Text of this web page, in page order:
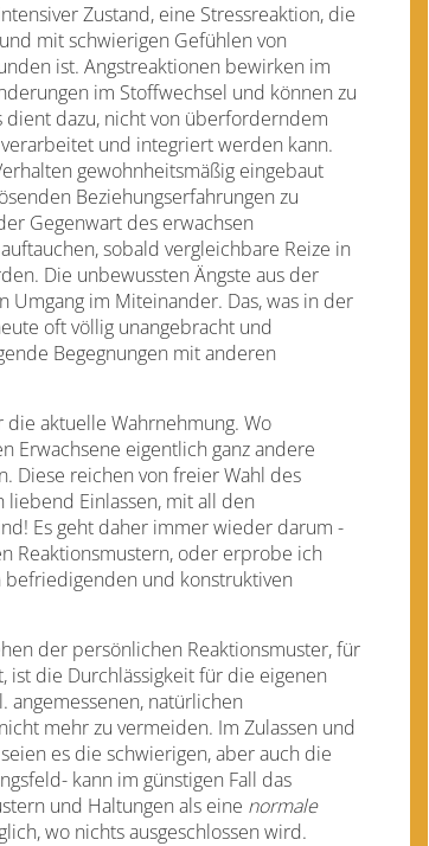
Zustand, eine Stressreaktion, die
mit schwierigen Gefühlen von
ist. Angstreaktionen bewirken im
im Stoffwechsel und können zu
dient dazu, nicht von überforderndem
und integriert werden kann.
gewohnheitsmäßig eingebaut
Beziehungserfahrungen zu
Gegenwart des erwachsen
sobald vergleichbare Reize in
Die unbewussten Ängste aus der
im Miteinander. Das, was in der
oft völlig unangebracht und
Begegnungen mit anderen
aktuelle Wahrnehmung. Wo
Erwachsene eigentlich ganz andere
Diese reichen von freier Wahl des
liebend Einlassen, mit all den
Es geht daher immer wieder darum -
Reaktionsmustern, oder erprobe ich
befriedigenden und konstruktiven
der persönlichen Reaktionsmuster, für
ist die Durchlässigkeit für die eigenen
angemessenen, natürlichen
mehr zu vermeiden. Im Zulassen und
es die schwierigen, aber auch die
kann im günstigen Fall das
und Haltungen als eine normale
wo nichts ausgeschlossen wird.